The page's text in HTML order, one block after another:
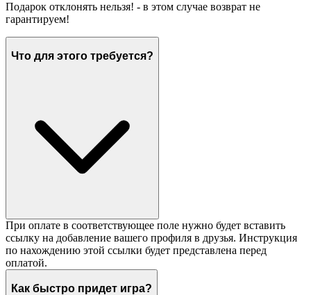
Подарок отклонять нельзя! - в этом случае возврат не
гарантируем!
Что для этого требуется?
При оплате в соответствующее поле нужно будет вставить
ссылку на добавление вашего профиля в друзья. Инструкция
по нахождению этой ссылки будет представлена перед
оплатой.
Как быстро придет игра?